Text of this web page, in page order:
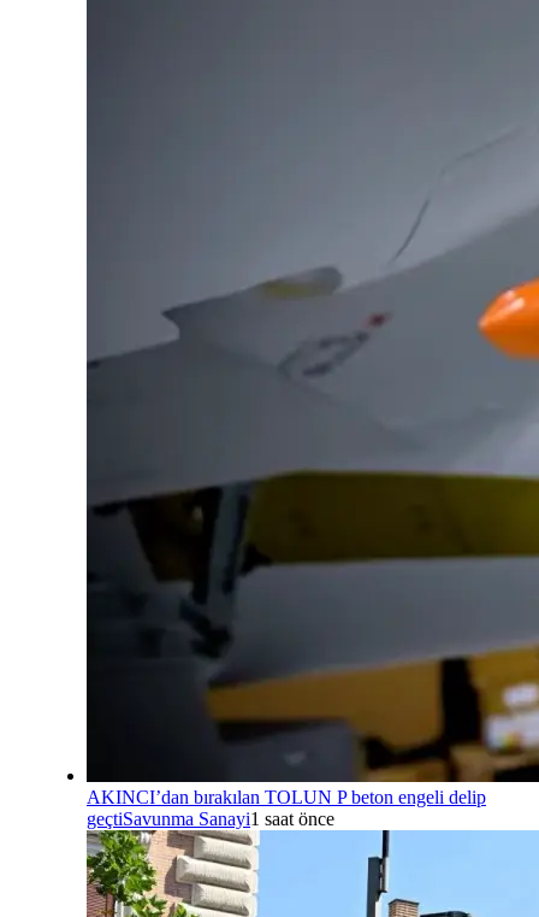
AKINCI’dan bırakılan TOLUN P beton engeli delip
geçtiSavunma Sanayi1 saat önce